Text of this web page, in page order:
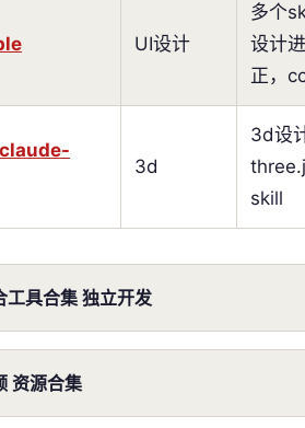
UI设计
多个
设计
正，
3d
3d设
skill
工具合集 独立开发
资源合集